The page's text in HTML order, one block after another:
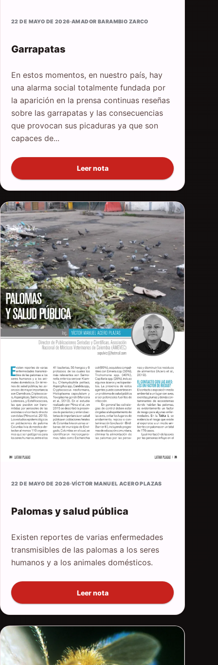
22 DE MAYO DE 2026·AMADOR BARAMBIO ZARCO
Garrapatas
En estos momentos, en nuestro país, hay
una alarma social totalmente fundada por
la aparición en la prensa continuas reseñas
sobre las garrapatas y las consecuencias
que provocan sus picaduras ya que son
capaces de...
Leer nota
22 DE MAYO DE 2026·VÍCTOR MANUEL ACERO PLAZAS
Palomas y salud pública
Existen reportes de varias enfermedades
transmisibles de las palomas a los seres
humanos y a los animales domésticos.
Leer nota